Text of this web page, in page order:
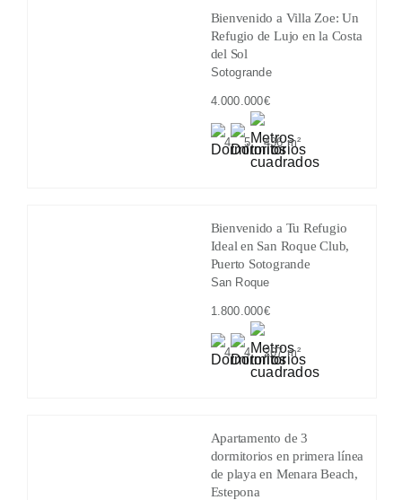
Bienvenido a Villa Zoe: Un
Refugio de Lujo en la Costa
del Sol
Sotogrande
4 5 436 m²
4.000.000€
Bienvenido a Tu Refugio
Ideal en San Roque Club,
Puerto Sotogrande
San Roque
4 4 267 m²
1.800.000€
Apartamento de 3
dormitorios en primera línea
de playa en Menara Beach,
Estepona